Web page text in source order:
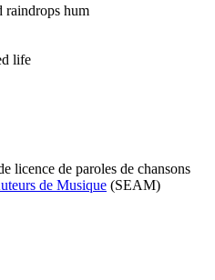
raindrops hum
life
licence de paroles de chansons
de Musique (SEAM)